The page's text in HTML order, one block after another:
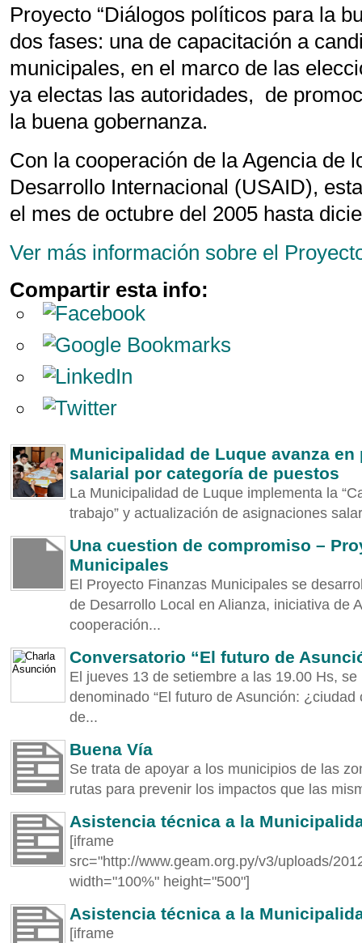
Proyecto “Diálogos políticos para la
dos fases: una de capacitación a
municipales, en el marco de las
ya electas las autoridades, de
la buena gobernanza.
Con la cooperación de la Agencia de
Desarrollo Internacional (USAID),
el mes de octubre del 2005 hasta
Ver más información sobre el
Compartir esta info:
Municipalidad de Luque avanza
salarial por categoría de puestos
La Municipalidad de Luque implementa la
trabajo” y actualización de asignaciones
Una cuestion de compromiso –
Municipales
El Proyecto Finanzas Municipales se
de Desarrollo Local en Alianza, iniciativa de
cooperación...
Conversatorio “El futuro de
El jueves 13 de setiembre a las 19.00 Hs,
denominado “El futuro de Asunción:
de...
Buena Vía
Se trata de apoyar a los municipios de las
rutas para prevenir los impactos que las
Asistencia técnica a la
[iframe
src="http://www.geam.org.py/v3/uploads/
width="100%" height="500"]
Asistencia técnica a la
[iframe